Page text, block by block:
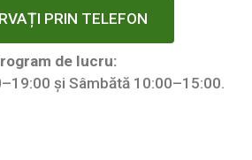
PRIN TELEFON
de lucru:
și Sâmbătă 10:00–15:00.